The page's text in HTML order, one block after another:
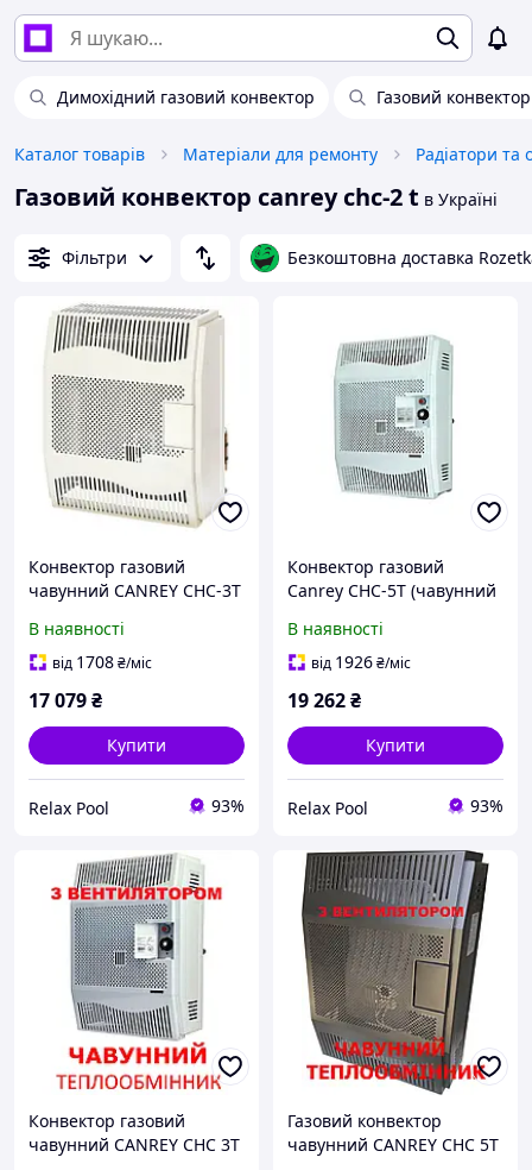
Димохідний газовий конвектор Газовий
Каталог товарів Матеріали для ремонту Радіатори та
Газовий конвектор canrey chc-2 t в Україні
Фільтри Безкоштовна доставка
Конвектор газовий
чавунний CANREY CHC-3T
В наявності
від 1708₴/міс
17 079₴
Купити
Relax Pool 93%
Конвектор газовий
Canrey CHC-5T (чавунний
В наявності
від 1926₴/міс
19 262₴
Купити
Relax Pool 93%
Конвектор газовий
чавунний CANREY CHC 3T
Газовий конвектор
чавунний CANREY CHC 5T